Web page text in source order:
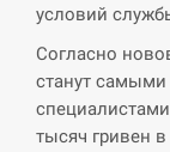
12:53
США
Украины,
условий
Согласно
станут
тысяч гривен